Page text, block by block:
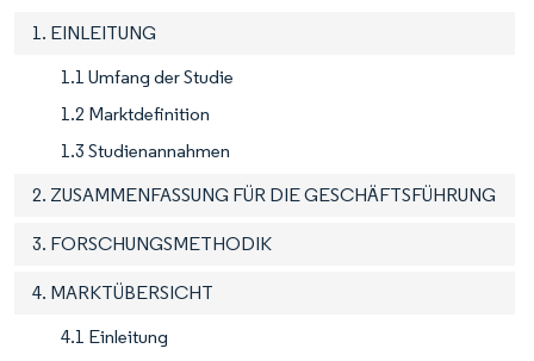
1. EINLEITUNG
1.1 Umfang der Studie
1.2 Marktdefinition
1.3 Studienannahmen
2. ZUSAMMENFASSUNG FÜR DIE GESCHÄFTSFÜHRUNG
3. FORSCHUNGSMETHODIK
4. MARKTÜBERSICHT
4.1 Einleitung